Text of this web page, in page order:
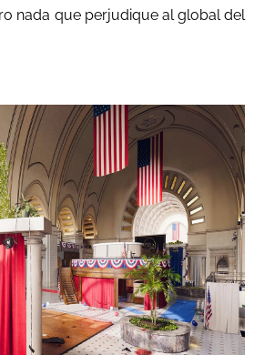
nada que perjudique al global del